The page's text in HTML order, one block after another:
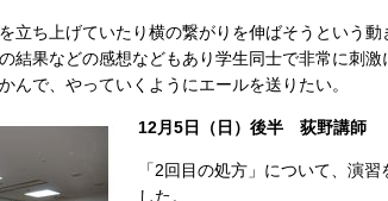
立ち上げていたり横の繋がりを伸ばそうという動
結果などの感想などもあり学生同士で非常に刺激
んで、やっていくようにエールを送りたい。
12月5日（日）後半 荻野講師
「2回目の処方」について、演
した。